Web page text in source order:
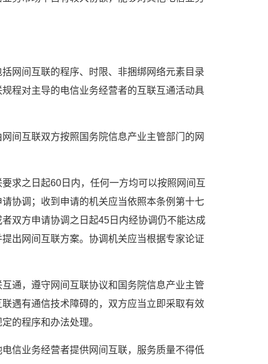
网间互联的程序、时限、非捆绑网络元素目录
程对主导的电信业务经营者的互联互通活动具
互联双方按照国务院信息产业主管部门的网
求之日起60日内，任何一方均可以按照网间互
协调；收到申请的机关应当依照本条例第十七
双方申请协调之日起45日内经协调仍不能达成
出网间互联方案。协调机关应当根据专家论证
通，遵守网间互联协议和国务院信息产业主管
遇有通信技术障碍的，双方应当立即采取有效
的程序和办法处理。
信业务经营者提供网间互联，服务质量不得低